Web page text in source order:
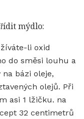
mýdlo:
li oxid
do směsi louhu a
bázi oleje,
olejů. Při
asi 1 lžičku. na
32 centimetrů